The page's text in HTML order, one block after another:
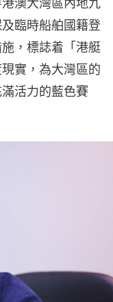
澳大灣區內地九
臨時船舶國籍登
，標誌着「港艇
實，為大灣區的
活力的藍色賽